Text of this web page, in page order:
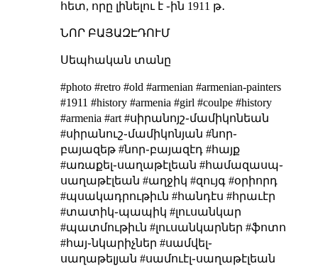
հետ, որը լինելու է ֊ին 1911 թ․
ՆՈՐ ԲԱՅԱԶԷԴՈՒՄ
Սեպհական տանը
#photo #retro #old #armenian #armenian-painters
#1911 #history #armenia #girl #coulpe #history
#armenia #art #սիրանոյշ֊մամիկոնեան
#սիրանուշ֊մամիկոնյան #նոր֊
բայազեթ #նոր֊բայազէդ #հայք
#առաքել֊սաղաթէլեան #համազասպ֊
սաղաթէլեան #աղջիկ #զույգ #օրիորդ
#պսակադրութիւն #հանդէս #հրաւէր
#տատիկ֊պապիկ #լուսանկար
#պատմութիւն #լուսանկարներ #ֆոտո
#հայ֊նկարիչներ #սամվել֊
սաղաթելյան #սամուէլ֊սաղաթէլեան